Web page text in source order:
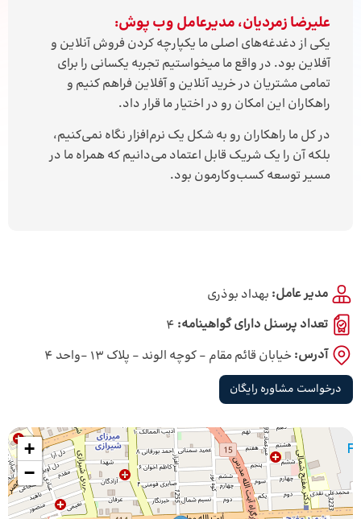
علیرضا زمردیان، مدیرعامل وب پوش:
یکی از دغدغه‌های اصلی ما یکپارچه کردن فروش آنلاین و
آفلاین بود. در واقع ما میخواستیم تجربه یکسانی را برای
تمامی مشتریان در خرید آنلاین و آفلاین فراهم کنیم و
راهکاران این امکان رو در اختیار ما قرار داد.
در کل ما راهکاران رو به شکل یک نرم‌افزار نگاه نمی‌کنیم،
بلکه آن را یک شریک قابل اعتماد می‌دانیم که همراه ما در
مسیر توسعه کسب‌وکارمون بود.
مدیر عامل: بهداد بوذری
تعداد پرسنل دارای گواهینامه: 4
آدرس:خیابان قائم مقام - کوچه الوند - پلاک ۱۳ -واحد ۴
درخواست مشاوره رایگان
+
−